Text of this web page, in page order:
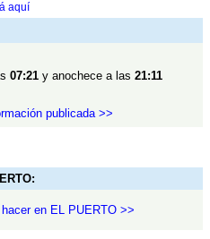
aquí
07:21 y anochece a las 21:11
publicada >>
en EL PUERTO >>